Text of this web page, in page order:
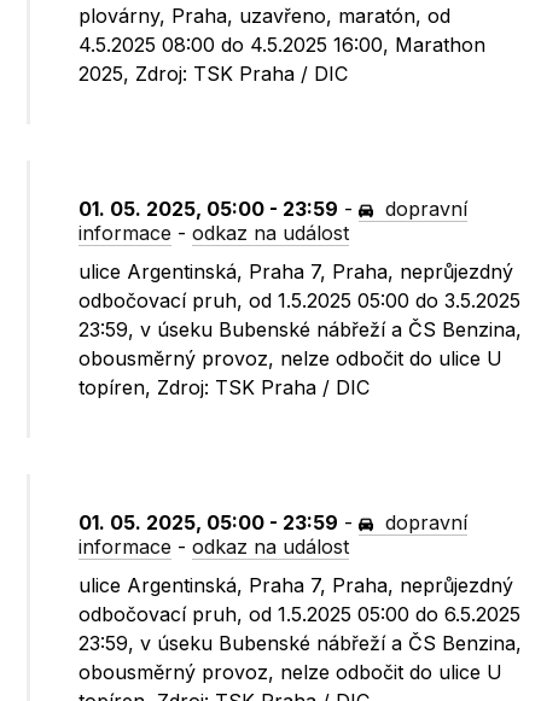
plovárny, Praha, uzavřeno, maratón, od
4.5.2025 08:00 do 4.5.2025 16:00, Marathon
2025, Zdroj: TSK Praha / DIC
01. 05. 2025, 05:00 - 23:59 -
dopravní
informace -odkaz na událost
ulice Argentinská, Praha 7, Praha, neprůjezdný
odbočovací pruh, od 1.5.2025 05:00 do 3.5.2025
23:59, v úseku Bubenské nábřeží a ČS Benzina,
obousměrný provoz, nelze odbočit do ulice U
topíren, Zdroj: TSK Praha / DIC
01. 05. 2025, 05:00 - 23:59 -
dopravní
informace -odkaz na událost
ulice Argentinská, Praha 7, Praha, neprůjezdný
odbočovací pruh, od 1.5.2025 05:00 do 6.5.2025
23:59, v úseku Bubenské nábřeží a ČS Benzina,
obousměrný provoz, nelze odbočit do ulice U